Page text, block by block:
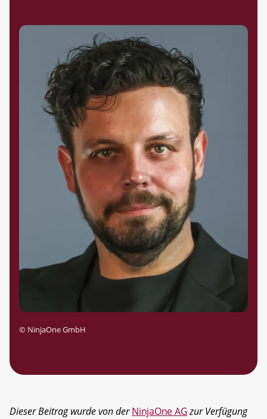
© NinjaOne GmbH
Dieser Beitrag wurde von derNinjaOne AGzur Verfügung